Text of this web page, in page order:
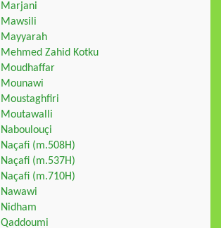
Marjani
Mawsili
Mayyarah
Mehmed Zahid Kotku
Moudhaffar
Mounawi
Moustaghfiri
Moutawalli
Naboulouçi
Naçafi (m.508H)
Naçafi (m.537H)
Naçafi (m.710H)
Nawawi
Nidham
Qaddoumi